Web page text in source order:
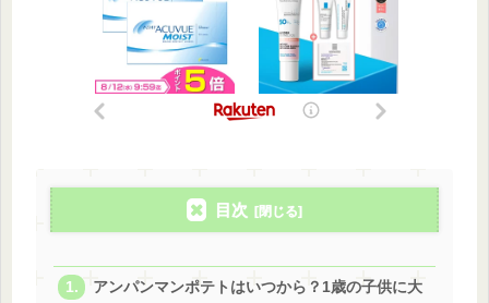
目次
アンパンマンポテトはいつから？1歳の子供に大